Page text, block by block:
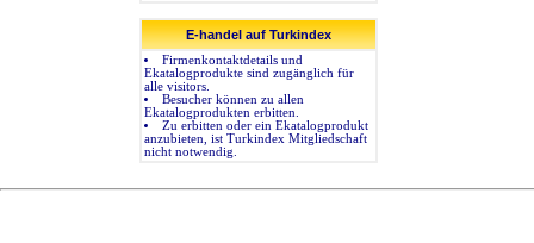
E-handel auf Turkindex
Firmenkontaktdetails und
Ekatalogprodukte sind zugänglich für
alle visitors.
Besucher können zu allen
Ekatalogprodukten erbitten.
Zu erbitten oder ein Ekatalogprodukt
anzubieten, ist Turkindex Mitgliedschaft
nicht notwendig.